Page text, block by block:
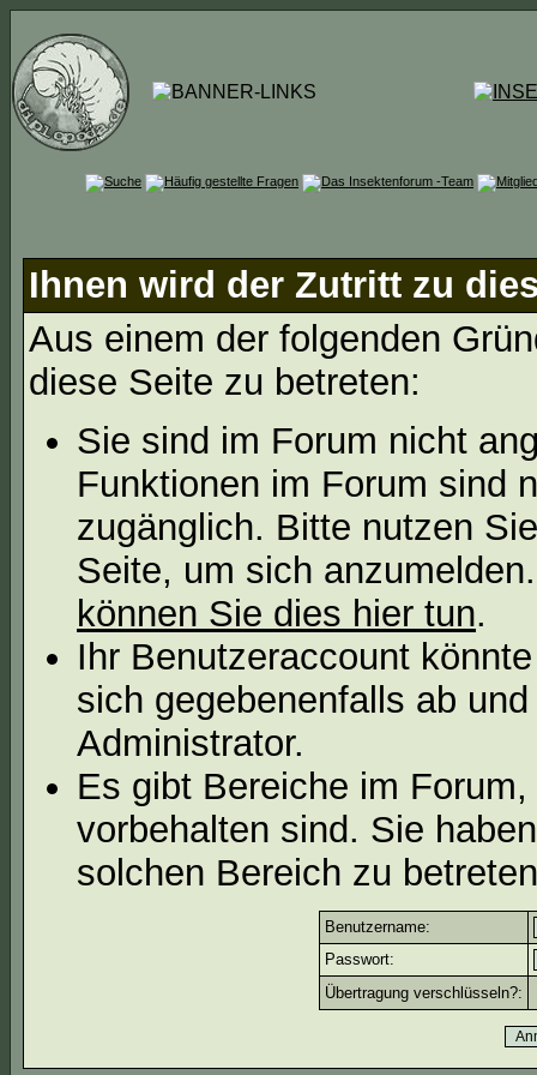
Ihnen wird der Zutritt zu
Aus einem der folgenden
diese Seite zu betreten:
Sie sind im Forum nicht
Funktionen im Forum sind
zugänglich. Bitte nutzen
Seite, um sich
können Sie dies hier tun.
Ihr Benutzeraccount
sich gegebenenfalls ab
Administrator.
Es gibt Bereiche im
vorbehalten sind. Sie
solchen Bereich zu
Benutzername:
Passwort:
Übertragung verschlüsseln?: